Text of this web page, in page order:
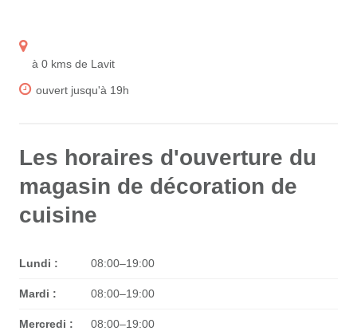
à 0 kms de Lavit
ouvert jusqu'à 19h
Les horaires d'ouverture du
magasin de décoration de
cuisine
Lundi : 08:00–19:00
Mardi : 08:00–19:00
Mercredi : 08:00–19:00